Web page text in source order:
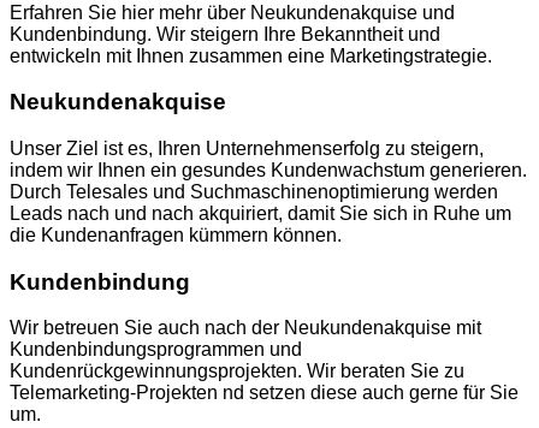
Erfahren Sie hier mehr über Neukundenakquise und
Kundenbindung. Wir steigern Ihre Bekanntheit und
entwickeln mit Ihnen zusammen eine Marketingstrategie.
Neukundenakquise
Unser Ziel ist es, Ihren Unternehmenserfolg zu steigern,
indem wir Ihnen ein gesundes Kundenwachstum generieren.
Durch Telesales und Suchmaschinenoptimierung werden
Leads nach und nach akquiriert, damit Sie sich in Ruhe um
die Kundenanfragen kümmern können.
Kundenbindung
Wir betreuen Sie auch nach der Neukundenakquise mit
Kundenbindungsprogrammen und
Kundenrückgewinnungsprojekten. Wir beraten Sie zu
Telemarketing-Projekten nd setzen diese auch gerne für Sie
um.